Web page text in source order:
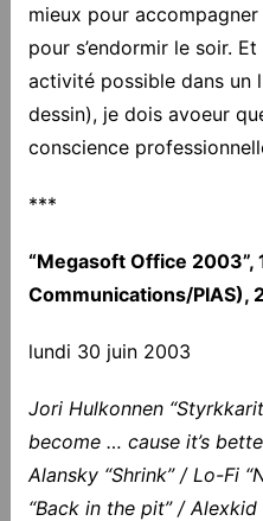
mieux pour
pour s’endormir le soir.
activité possible dans un
dessin), je dois avoeur
conscience
***
“Megasoft Office 2003”,
Communications/PIAS),
lundi 30 juin 2003
Jori Hulkonnen
become … cause it’s
Alansky “Shrink” / Lo-Fi
“Back in the pit” /